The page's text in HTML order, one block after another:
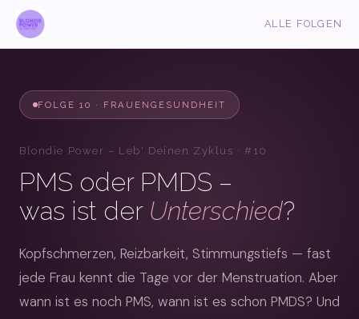
ALLE FOLGEN
FOLGE 10 · FRAUENGESUNDHEIT
Blondie Power – Leb' Deinen Zyklus · #10
PMS oder PMDS –
was ist der Unterschied?
Kopfschmerzen, Reizbarkeit, Stimmungstiefs — fast
jede Frau kennt die Tage vor der Menstruation. Aber
wann ist es noch PMS, wann ist es schon PMDS? Und